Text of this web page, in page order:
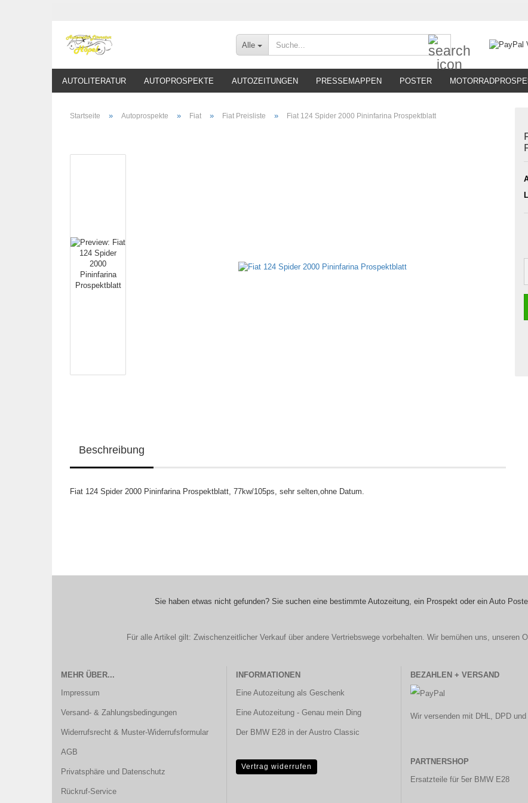
Alle
AUTOLITERATUR AUTOPROSPEKTE AUTOZEITUNGEN PRESSEMAPPEN POSTER
Startseite » Autoprospekte » Fiat » Fiat Preisliste » Fiat 124 Spider 2000 Pininfarina Prospektblatt
Beschreibung
Fiat 124 Spider 2000 Pininfarina Prospektblatt, 77kw/105ps, sehr selten,ohne Datum.
Sie haben etwas nicht gefunden? Sie suchen eine bestimmte Autozeitung, ein Prospekt oder ein Auto
Für alle Artikel gilt: Zwischenzeitlicher Verkauf über andere Vertriebswege vorbehalten. Wir bemühen uns, unseren
MEHR ÜBER...
Impressum
Versand- & Zahlungsbedingungen
Widerrufsrecht & Muster-Widerrufsformular
AGB
Privatsphäre und Datenschutz
Rückruf-Service
INFORMATIONEN
Eine Autozeitung als Geschenk
Eine Autozeitung - Genau mein Ding
Der BMW E28 in der Austro Classic
Vertrag widerrufen
BEZAHLEN + VERSAND
Wir versenden mit DHL, DPD und
PARTNERSHOP
Ersatzteile für 5er BMW E28